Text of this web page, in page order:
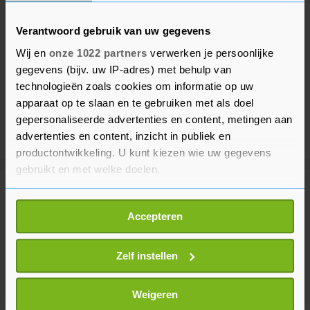
Verantwoord gebruik van uw gegevens
Wij en onze 1022 partners verwerken je persoonlijke
gegevens (bijv. uw IP-adres) met behulp van
technologieën zoals cookies om informatie op uw
apparaat op te slaan en te gebruiken met als doel
gepersonaliseerde advertenties en content, metingen aan
advertenties en content, inzicht in publiek en
productontwikkeling. U kunt kiezen wie uw gegevens
gebruikt en met welke doelen.
Als u het toestaat, willen we ook graag:
Informatie verzamelen over uw geografische
locatie, die tot een paar meter nauwkeurig kan zijn
Uw apparaat identificeren door het actief te
scannen op specifieke eigenschappen (fingerprinting)
Lees meer over hoe uw persoonlijke gegevens worden
verwerkt en stel uw voorkeuren in het
Accepteren
Zelf instellen
Weigeren
Meer uit Binnenland
Treinen rijden weer tussen Venray
2 uur geleden